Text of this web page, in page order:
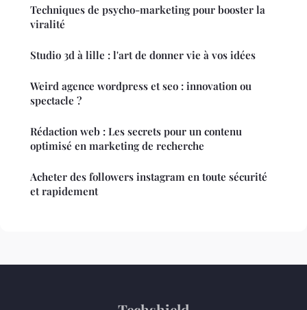
Techniques de psycho-marketing pour booster la
viralité
Studio 3d à lille : l'art de donner vie à vos idées
Weird agence wordpress et seo : innovation ou
spectacle ?
Rédaction web : Les secrets pour un contenu
optimisé en marketing de recherche
Acheter des followers instagram en toute sécurité
et rapidement